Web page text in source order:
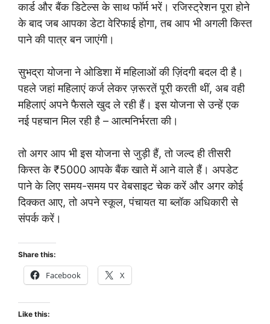
कार्ड और बैंक डिटेल्स के साथ फॉर्म भरें। रजिस्ट्रेशन पूरा होने
के बाद जब आपका डेटा वेरिफाई होगा, तब आप भी अगली किस्त
पाने की पात्र बन जाएंगी।
सुभद्रा योजना ने ओडिशा में महिलाओं की ज़िंदगी बदल दी है।
पहले जहां महिलाएं कर्ज लेकर ज़रूरतें पूरी करती थीं, अब वही
महिलाएं अपने फैसले खुद ले रही हैं। इस योजना से उन्हें एक
नई पहचान मिल रही है – आत्मनिर्भरता की।
तो अगर आप भी इस योजना से जुड़ी हैं, तो जल्द ही तीसरी
किस्त के ₹5000 आपके बैंक खाते में आने वाले हैं। अपडेट
पाने के लिए समय-समय पर वेबसाइट चेक करें और अगर कोई
दिक्कत आए, तो अपने स्कूल, पंचायत या ब्लॉक अधिकारी से
संपर्क करें।
Share this:
Facebook X
Like this: